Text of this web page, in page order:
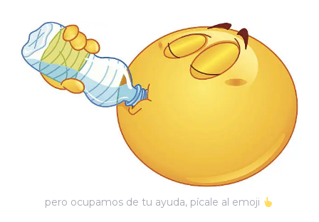
pero ocupamos de tu ayuda, pícale al emoji